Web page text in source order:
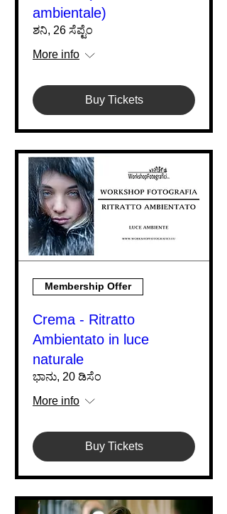
ambientale)
ಶನಿ, 26 ಸೆಪ್ಟೆಂ
More info
Buy Tickets
Membership Offer
Crema - Ritratto
Ambientato in luce
naturale
ಭಾನು, 20 ಡಿಸೆಂ
More info
Buy Tickets